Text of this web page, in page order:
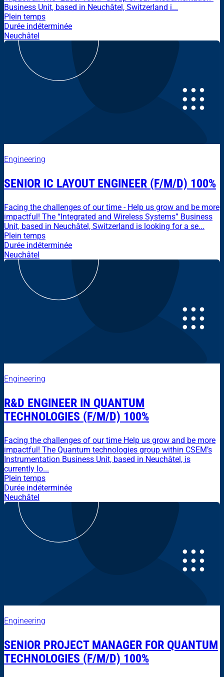
Business Unit, based in Neuchâtel, Switzerland i...
Plein temps
Durée indéterminée
Neuchâtel
Engineering
SENIOR IC LAYOUT ENGINEER (F/M/D) 100%
Facing the challenges of our time - Help us grow and be more
impactful! The “Integrated and Wireless Systems” Business
Unit, based in Neuchâtel, Switzerland is looking for a se...
Plein temps
Durée indéterminée
Neuchâtel
Engineering
R&D ENGINEER IN QUANTUM
TECHNOLOGIES (F/M/D) 100%
Facing the challenges of our time Help us grow and be more
impactful! The Quantum technologies group within CSEM’s
Instrumentation Business Unit, based in Neuchâtel, is
currently lo...
Plein temps
Durée indéterminée
Neuchâtel
Engineering
SENIOR PROJECT MANAGER FOR QUANTUM
TECHNOLOGIES (F/M/D) 100%